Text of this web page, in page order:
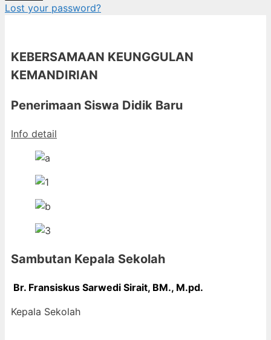
Lost your password?
KEBERSAMAAN KEUNGGULAN
KEMANDIRIAN
Penerimaan Siswa Didik Baru
Info detail
Sambutan Kepala Sekolah
Br. Fransiskus Sarwedi Sirait, BM., M.pd.
Kepala Sekolah